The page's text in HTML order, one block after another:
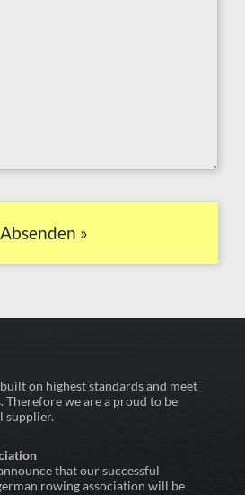
Absenden »
on highest standards and meet
Therefore we are a proud to be
supplier.
that our successful
rowing association will be